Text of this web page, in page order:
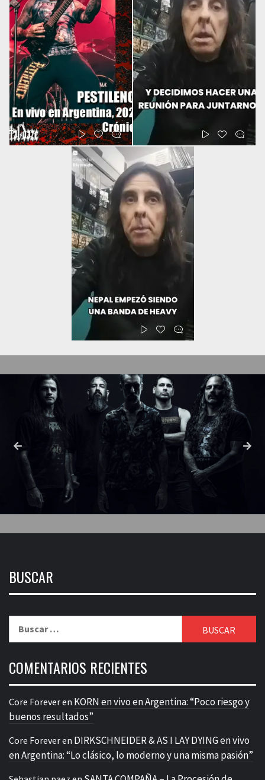
BUSCAR
COMENTARIOS RECIENTES
Core Foreveren KORN en vivo en Argentina: “Poco riesgo y
buenos resultados”
Core Foreveren DIRKSCHNEIDER & AS I LAY DYING en vivo
en Argentina: “Lo clásico, lo moderno y una misma pasión”